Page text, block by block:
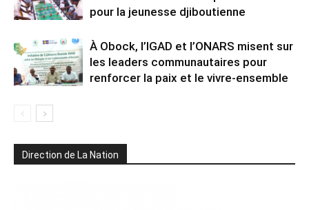
pour la jeunesse djiboutienne
À Obock, l’IGAD et l’ONARS misent sur
les leaders communautaires pour
renforcer la paix et le vivre-ensemble
Direction de La Nation